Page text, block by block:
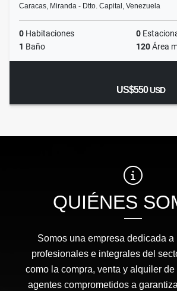
Caracas, Miranda - Dtto. Capital, Venezuela
0 Habitaciones 0
1 Baño 120Área
US$550USD
QUIÉNES
Somos una empresa dedicada
profesionales e integrales del
como la compra, venta y alquiler
agentes comprometidos a